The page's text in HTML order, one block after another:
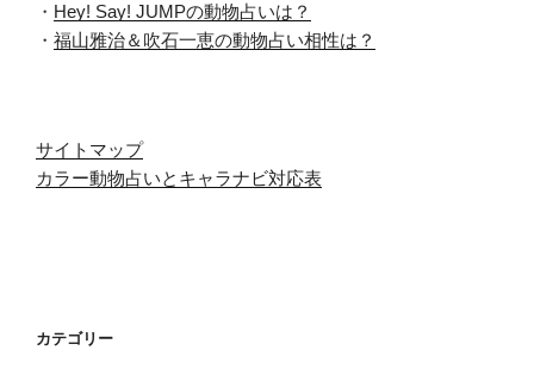
・ Hey! Say! JUMPの動物占いは？
・ 福山雅治＆吹石一恵の動物占い相性は？
サイトマップ
カラー動物占いとキャラナビ対応表
カテゴリー